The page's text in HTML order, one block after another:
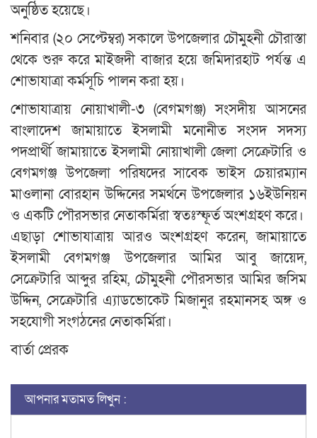
অনুষ্ঠিত হয়েছে।
শনিবার (২০ সেপ্টেম্বর) সকালে উপজেলার চৌমুহনী চৌরাস্তা
থেকে শুরু করে মাইজদী বাজার হয়ে জমিদারহাট পর্যন্ত এ
শোভাযাত্রা কর্মসূচি পালন করা হয়।
শোভাযাত্রায় নোয়াখালী-৩ (বেগমগঞ্জ) সংসদীয় আসনের
বাংলাদেশ জামায়াতে ইসলামী মনোনীত সংসদ সদস্য
পদপ্রার্থী জামায়াতে ইসলামী নোয়াখালী জেলা সেক্রেটারি ও
বেগমগঞ্জ উপজেলা পরিষদের সাবেক ভাইস চেয়ারম্যান
মাওলানা বোরহান উদ্দিনের সমর্থনে উপজেলার ১৬ইউনিয়ন
ও একটি পৌরসভার নেতাকর্মিরা স্বতঃস্ফূর্ত অংশগ্রহণ করে।
এছাড়া শোভাযাত্রায় আরও অংশগ্রহণ করেন, জামায়াতে
ইসলামী বেগমগঞ্জ উপজেলার আমির আবু জায়েদ,
সেক্রেটারি আব্দুর রহিম, চৌমুহনী পৌরসভার আমির জসিম
উদ্দিন, সেক্রেটারি এ্যাডভোকেট মিজানুর রহমানসহ অঙ্গ ও
সহযোগী সংগঠনের নেতাকর্মিরা।
বার্তা প্রেরক
আপনার মতামত লিখুন :